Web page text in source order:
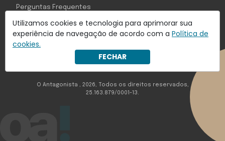
Utilizamos cookies e tecnologia para aprimorar sua
experiência de navegação de acordo com a Política de
cookies.
FECHAR
Com inteligência e tecnologia:
Object1ve - Marketing Solution
Perguntas Frequentes
O Antagonista , 2026, Todos os direitos reservados,
25.163.879/0001-13.